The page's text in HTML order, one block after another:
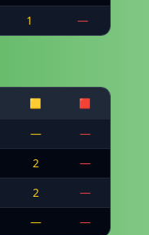
1 —
🟨 🟥
—
—
2
—
2
—
— —